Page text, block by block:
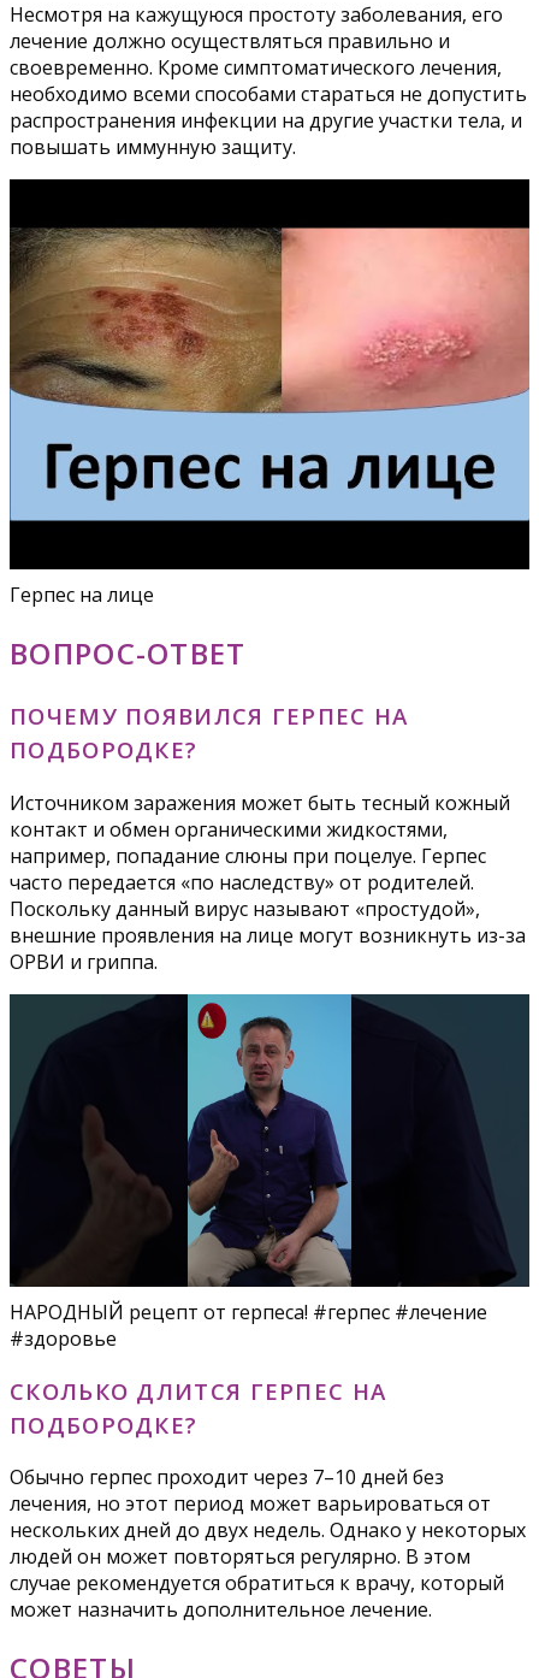
Несмотря на кажущуюся простоту заболевания, его
лечение должно осуществляться правильно и
своевременно. Кроме симптоматического лечения,
необходимо всеми способами стараться не допустить
распространения инфекции на другие участки тела, и
повышать иммунную защиту.
Герпес на лице
ВОПРОС-ОТВЕТ
ПОЧЕМУ ПОЯВИЛСЯ ГЕРПЕС НА
ПОДБОРОДКЕ?
Источником заражения может быть тесный кожный
контакт и обмен органическими жидкостями,
например, попадание слюны при поцелуе. Герпес
часто передается «по наследству» от родителей.
Поскольку данный вирус называют «простудой»,
внешние проявления на лице могут возникнуть из-за
ОРВИ и гриппа.
НАРОДНЫЙ рецепт от герпеса! #герпес #лечение
#здоровье
СКОЛЬКО ДЛИТСЯ ГЕРПЕС НА
ПОДБОРОДКЕ?
Обычно герпес проходит через 7–10 дней без
лечения, но этот период может варьироваться от
нескольких дней до двух недель. Однако у некоторых
людей он может повторяться регулярно. В этом
случае рекомендуется обратиться к врачу, который
может назначить дополнительное лечение.
СОВЕТЫ